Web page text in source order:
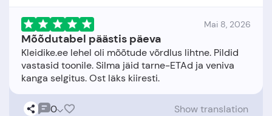
Mai 8, 2026
Mõõdutabel päästis päeva
Kleidike.ee lehel oli mõõtude võrdlus lihtne. Pildid
vastasid toonile. Silma jäid tarne-ETAd ja veniva
0 Show translation